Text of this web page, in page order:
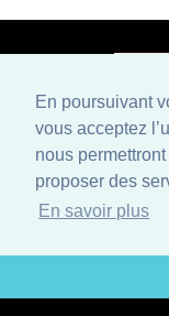
En poursuivant
vous acceptez
nous
proposer des
En savoir plus
Mentions
Politique de
dans le développement